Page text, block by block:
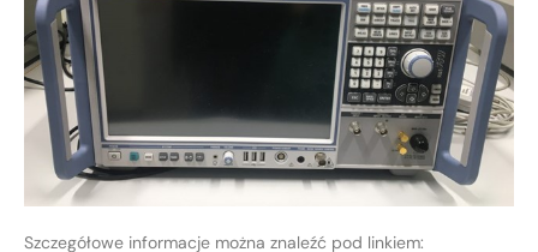
Szczegółowe informacje można znaleźć pod linkiem: